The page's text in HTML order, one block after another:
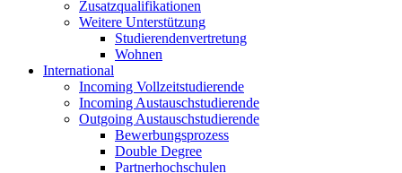
Zusatzqualifikationen
Weitere Unterstützung
Studierendenvertretung
Wohnen
International
Incoming Vollzeitstudierende
Incoming Austauschstudierende
Outgoing Austauschstudierende
Bewerbungsprozess
Double Degree
Partnerhochschulen